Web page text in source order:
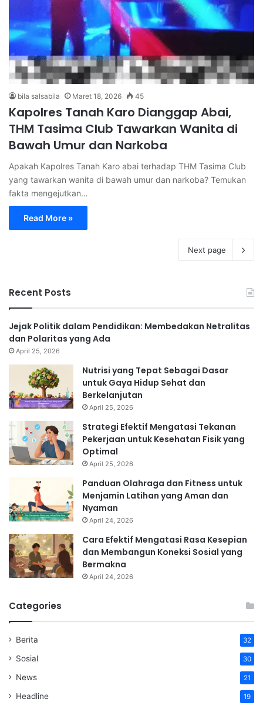
bila salsabila Maret 18, 2026 45
Kapolres Tanah Karo Dianggap Abai,
THM Tasima Club Tawarkan Wanita di
Bawah Umur dan Narkoba
Apakah Kapolres Tanah Karo abai terhadap THM Tasima Club
yang tawarkan wanita di bawah umur dan narkoba? Temukan
fakta mengejutkan…
Read More »
Next page
Recent Posts
Jejak Politik dalam Pendidikan: Membedakan Netralitas
dan Polaritas yang Ada
April 25, 2026
Nutrisi yang Tepat Sebagai Dasar
untuk Gaya Hidup Sehat dan
Berkelanjutan
April 25, 2026
Strategi Efektif Mengatasi Tekanan
Pekerjaan untuk Kesehatan Fisik yang
Optimal
April 25, 2026
Panduan Olahraga dan Fitness untuk
Menjamin Latihan yang Aman dan
Nyaman
April 24, 2026
Cara Efektif Mengatasi Rasa Kesepian
dan Membangun Koneksi Sosial yang
Bermakna
April 24, 2026
Categories
Berita 32
Sosial 30
News 21
Headline 19